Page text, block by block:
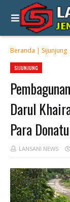
Beranda | Sijunjung
SIJUNJUNG
Darul
Para
LANSANI NEWS